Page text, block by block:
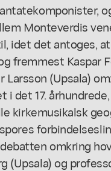
Monteverdis
idet det antoges,
fremmest Kaspar
(Upsala)
det 17.
kirkemusikalsk
omkring
(Upsala) og